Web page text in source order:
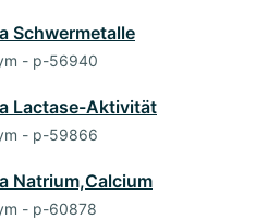
Schwermetalle
- p-56940
Lactase-Aktivität
- p-59866
Natrium,Calcium
- p-60878